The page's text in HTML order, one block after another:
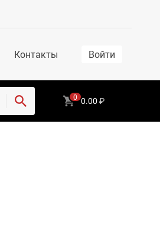
Контакты Войти
0 0.00 ₽